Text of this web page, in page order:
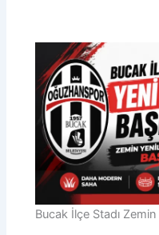
Bucak İlçe Stadı